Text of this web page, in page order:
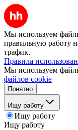
Мы используем
правильную работу
трафик.
Правила
Мы используем
файлов cookie
Понятно
Ищу работу
Ищу работу
Ищу работу